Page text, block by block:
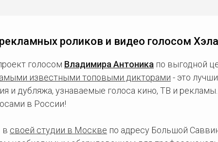
роликов и видео голосом
голосом Владимира Антоника по выгодной
известными топовыми дикторами - это
и дубляжа, узнаваемые голоса кино, ТВ и
в России!
в своей студии в Москве по адресу Большой